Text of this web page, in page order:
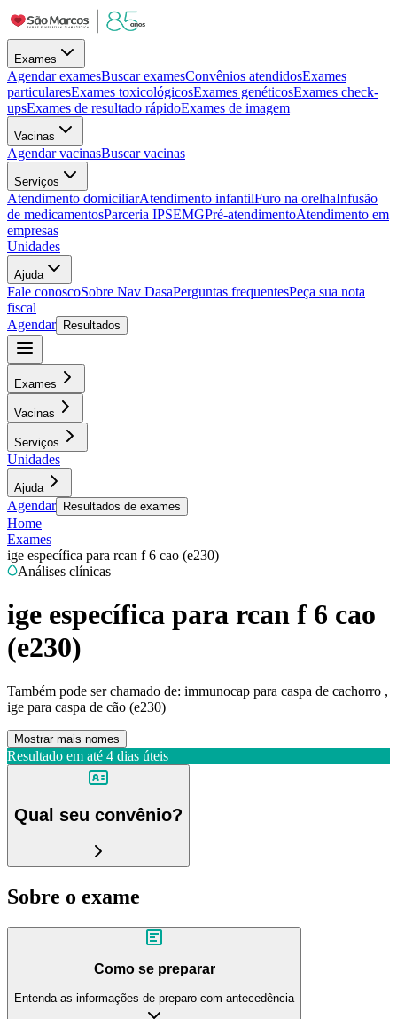
Exames
Agendar examesBuscar examesConvênios atendidosExames
particularesExames toxicológicosExames genéticosExames check-
upsExames de resultado rápidoExames de imagem
Vacinas
Agendar vacinasBuscar vacinas
Serviços
Atendimento domiciliarAtendimento infantilFuro na orelhaInfusão
de medicamentosParceria IPSEMGPré-atendimentoAtendimento em
empresas
Unidades
Ajuda
Fale conoscoSobre Nav DasaPerguntas frequentesPeça sua nota
fiscal
Agendar
Resultados
Exames
Vacinas
Serviços
Unidades
Ajuda
Agendar Resultados de exames
Home
Exames
ige específica para rcan f 6 cao (e230)
Análises clínicas
ige específica para rcan f 6 cao
(e230)
Também pode ser chamado de: immunocap para caspa de cachorro ,
ige para caspa de cão (e230)
Mostrar mais nomes
Resultado em até 4 dias úteis
Qual seu convênio?
Sobre o exame
Como se preparar
Entenda as informações de preparo com antecedência